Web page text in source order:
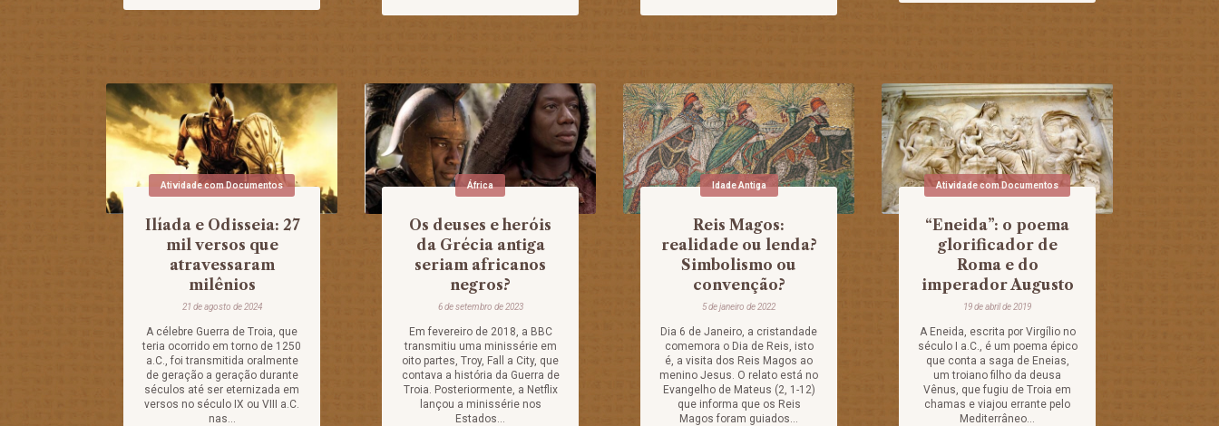
Atividade com Documentos
Ilíada e Odisseia: 27
mil versos que
atravessaram
milênios
21 de agosto de 2024
A célebre Guerra de Troia, que
teria ocorrido em torno de 1250
a.C., foi transmitida oralmente
de geração a geração durante
séculos até ser eternizada em
versos no século IX ou VIII a.C.
nas...
África
Os deuses e heróis
da Grécia antiga
seriam africanos
negros?
6 de setembro de 2023
Em fevereiro de 2018, a BBC
transmitiu uma minissérie em
oito partes, Troy, Fall a City, que
contava a história da Guerra de
Troia. Posteriormente, a Netflix
lançou a minissérie nos
Estados...
Idade Antiga
Reis Magos:
realidade ou lenda?
Simbolismo ou
convenção?
5 de janeiro de 2022
Dia 6 de Janeiro, a cristandade
comemora o Dia de Reis, isto
é, a visita dos Reis Magos ao
menino Jesus. O relato está no
Evangelho de Mateus (2, 1-12)
que informa que os Reis
Magos foram guiados...
Atividade com Documentos
“Eneida”: o poema
glorificador de
Roma e do
imperador Augusto
19 de abril de 2019
A Eneida, escrita por Virgílio no
século I a.C., é um poema épico
que conta a saga de Eneias,
um troiano filho da deusa
Vênus, que fugiu de Troia em
chamas e viajou errante pelo
Mediterrâneo...